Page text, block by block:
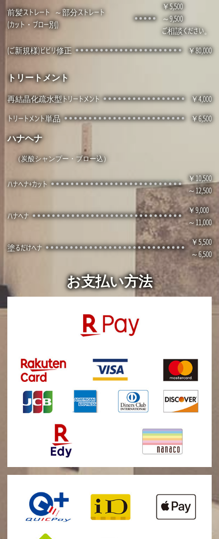
前髪ストレート
～部分ストレート
(カット・ブロー別)
5,500
～9,500
ご相談ください。
(ご新規様)ビビリ修正
80,000
トリートメント
再結晶化疏水型トリートメント
4,000
トリートメント単品
6,500
ハナヘナ
（炭酸シャンプー・ブロー込）
ハナヘナ+カット
10,500
～12,500
ハナヘナ
9,000
～11,000
塗るだけヘナ
5,500
～6,500
お支払い方法